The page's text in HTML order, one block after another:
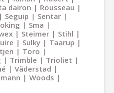
dairon
Rousseau
Seguip
Sentar
Sma
Steimer
Stihl
Sulky
Taarup
Toro
Trimble
Trioliet
Väderstad
Woods